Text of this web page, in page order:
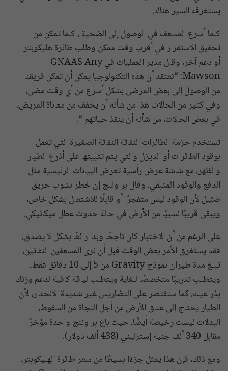
يستغرقه السير هناك.
كلما أسرع المسعف في الوصول إلى الضحية ، كلما تمكن من
تحقيق الاستقرار في أقرب وقت ممكن وطلب طائرة هليكوبتر
أو دعم آخر، وقال مدير العمليات في GNAAS Any
Mawson: “نعتقد أن هذه التكنولوجيا يمكن أن تمكن فريقنا
من الوصول إلى بعض المرضى بشكل أسرع من أي وقت مضى،
وفي كثير من الحالات هذا من شأنه أن يخفف من معاناة المريض،
في بعض الحالات، من شأنه أن ينقذ حياتهم “.
تستخدم حزمة الطائرات النفاثة النفاثة الصغيرة التي تعمل
بوقود الطائرات أو الديزل والتي يتم تثبيتها على أذرع الطيار
والظهر، مع شاشة عرض رأسية تعرض البيانات الرئيسية مثل
الدفع والوقود المتبقي، وقال براوننج إن خطر نشوب حريق
ضئيل لأن الوقود ليس متفجرًا أو قابلًا للاشتعال بشكل خاص،
ويبقى قريبًا نسبيًا من الأرض في حالة حدوث عطل ميكانيكي.
على الرغم من أن الاختبار كان ناجحًا وبدا رائعًا بشكل لا يصدق،
فقد يستغرق الأمر بعض الوقت قبل أن نرى المسعفين النفاثين،
تبلغ مدة طيران نموذج Gravity من 5 إلى 10 دقائق فقط،
ويتطلب تدريبًا متخصصًا للغاية ويتطلب لياقة كافية لدعم وزنك
بذراعيك، كما ستقتصر على التضاريس غير شديدة الانحدار، لأن
الطيار يحتاج إلى عناق الأرض من أجل النجاة من السقوط،
البدلات ليست رخيصة أيضًا، حيث باع براوننج واحدة مؤخرًا
مقابل 340 ألف جنيه إسترليني (438 ألف دولار).
ومع ذلك، فإن هذا يمثل جزءًا بسيطًا من سعر طائرة الهليكوبتر،